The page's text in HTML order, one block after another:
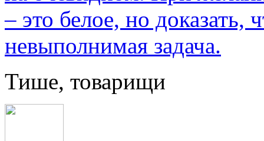
– это белое, но доказать,
невыполнимая задача.
Тише, товарищи